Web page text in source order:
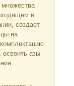
множества
и
создает
на
освоить азы